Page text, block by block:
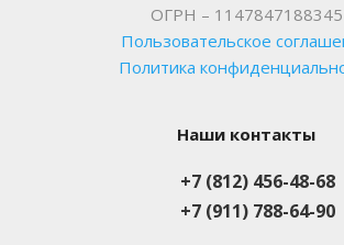
ОГРН – 1147847188345
Пользовательское
Политика
Наши контакты
+7 (812) 456-48-68
+7 (911) 788-64-90